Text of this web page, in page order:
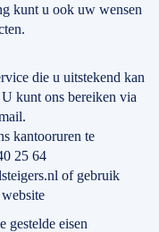
kunt u ook uw wensen
die u uitstekend kan
kunt ons bereiken via
kantooruren te
25 64
of gebruik
gestelde eisen